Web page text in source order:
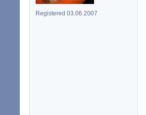
Registered 03.06.2007